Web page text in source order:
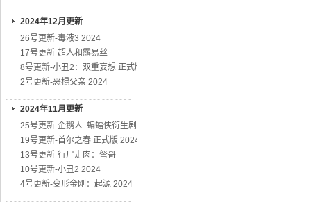
2024年12月更新
26号更新-毒液3 2024
17号更新-超人和露易丝
8号更新-小丑2：双重妄想 正式版
2号更新-恶棍父亲 2024
2024年11月更新
25号更新-企鹅人: 蝙蝠侠衍生剧
19号更新-首尔之春 正式版 2024
13号更新-行尸走肉：弩哥
10号更新-小丑2 2024
4号更新-变形金刚：起源 2024